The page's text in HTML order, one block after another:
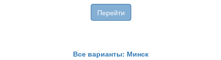
Перейти
Все варианты: Минск